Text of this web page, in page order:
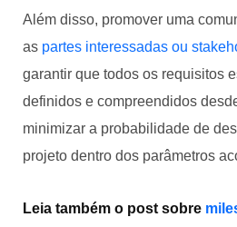
Além disso, promover uma
as partes interessadas ou
garantir que todos os requisitos
definidos e compreendidos
minimizar a probabilidade de
projeto dentro dos parâmetros
Leia também o post sobre